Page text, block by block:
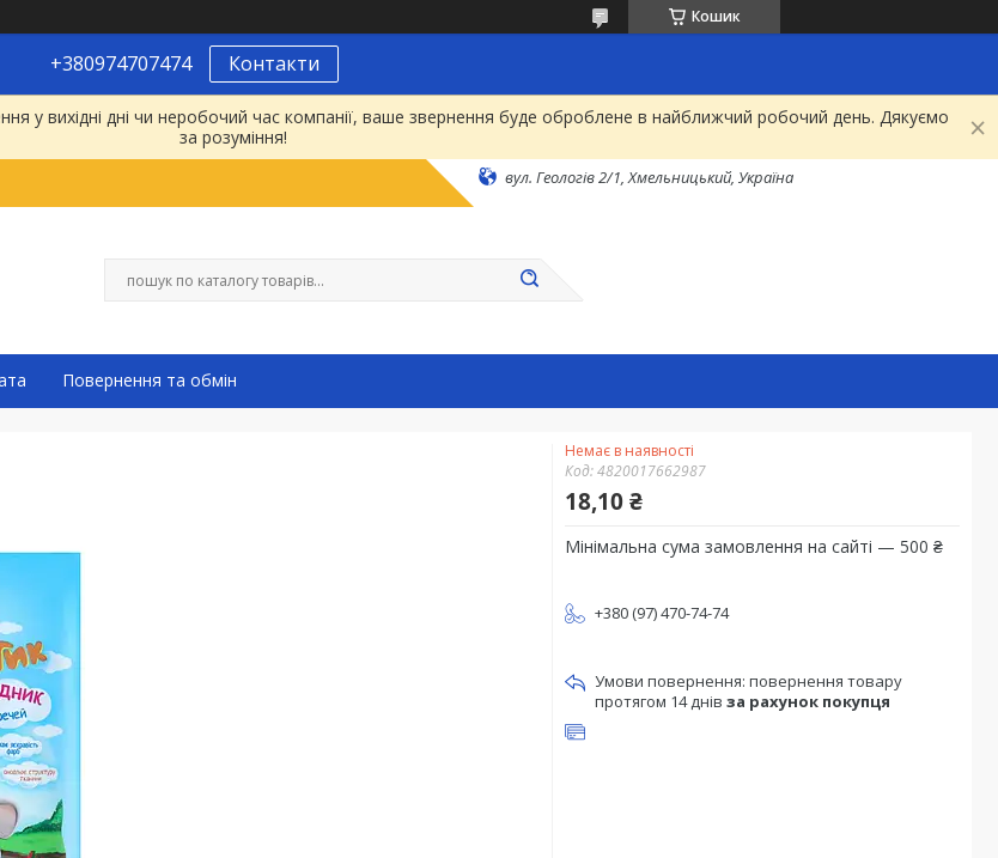
Кошик
+380974707474 Контакти
у вихідні дні чи неробочий час компанії, ваше звернення буде оброблене в найближчий робочий день. Дякуємо
за розуміння!
вул. Геологів 2/1, Хмельницький, Україна
Повернення та обмін
Немає в наявності
Код:4820017662987
18,10 ₴
Мінімальна сума замовлення на сайті — 500 ₴
+380 (97) 470-74-74
повернення товару
протягом 14 днів за рахунок покупця